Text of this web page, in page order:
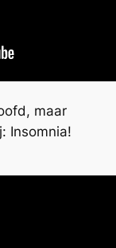
maar
Insomnia!